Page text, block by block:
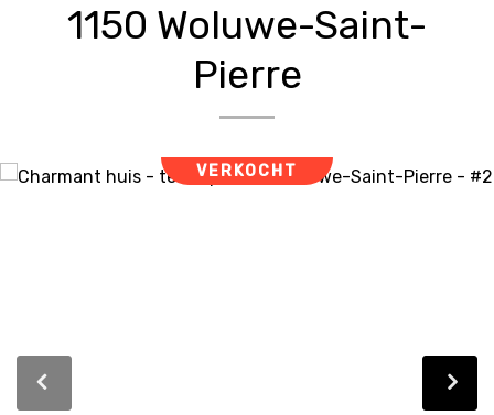
1150 Woluwe-Saint-
Pierre
VERKOCHT